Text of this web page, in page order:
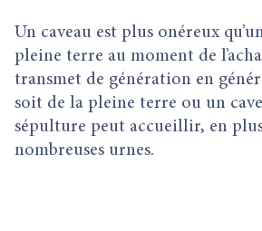
Un caveau est plus onéreux
pleine terre au moment de
transmet de génération en
soit de la pleine terre ou un
sépulture peut accueillir, en
nombreuses urnes.